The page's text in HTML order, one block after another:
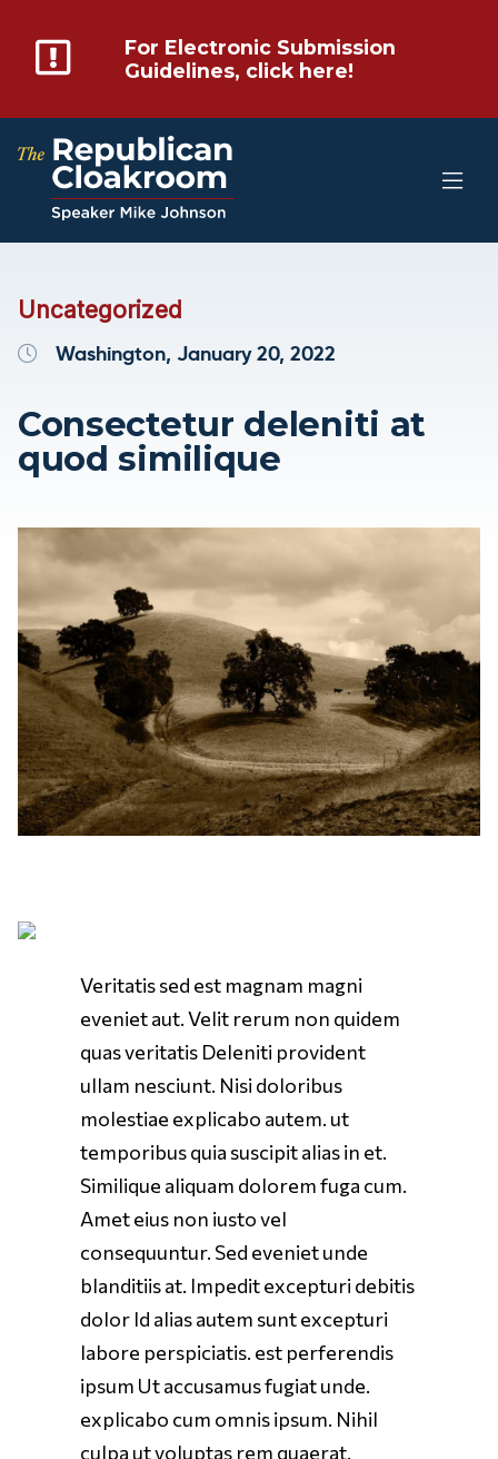
For Electronic Submission
Guidelines, click here!
Uncategorized
Washington, January 20, 2022
Consectetur deleniti at
quod similique
Veritatis sed est magnam magni
eveniet aut. Velit rerum non quidem
quas veritatis Deleniti provident
ullam nesciunt. Nisi doloribus
molestiae explicabo autem. ut
temporibus quia suscipit alias in et.
Similique aliquam dolorem fuga cum.
Amet eius non iusto vel
consequuntur. Sed eveniet unde
blanditiis at. Impedit excepturi debitis
dolor Id alias autem sunt excepturi
labore perspiciatis. est perferendis
ipsum Ut accusamus fugiat unde.
explicabo cum omnis ipsum. Nihil
culpa ut voluptas rem quaerat.